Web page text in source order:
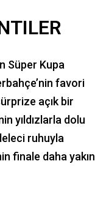
Süper Kupa
favori
açık bir
yıldızlarla dolu
ruhuyla
finale daha yakın